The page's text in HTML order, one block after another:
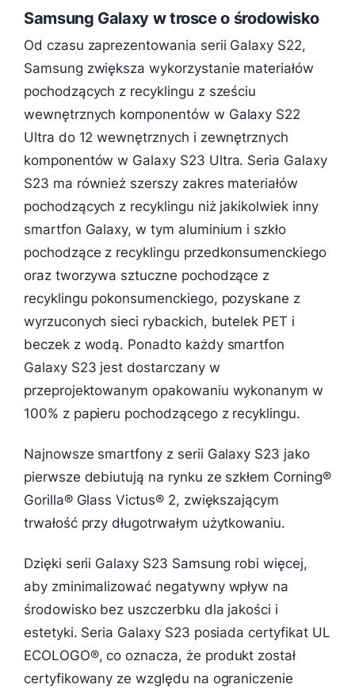
Samsung Galaxy w trosce o środowisko
Od czasu zaprezentowania serii Galaxy S22,
Samsung zwiększa wykorzystanie materiałów
pochodzących z recyklingu z sześciu
wewnętrznych komponentów w Galaxy S22
Ultra do 12 wewnętrznych i zewnętrznych
komponentów w Galaxy S23 Ultra. Seria Galaxy
S23 ma również szerszy zakres materiałów
pochodzących z recyklingu niż jakikolwiek inny
smartfon Galaxy, w tym aluminium i szkło
pochodzące z recyklingu przedkonsumenckiego
oraz tworzywa sztuczne pochodzące z
recyklingu pokonsumenckiego, pozyskane z
wyrzuconych sieci rybackich, butelek PET i
beczek z wodą. Ponadto każdy smartfon
Galaxy S23 jest dostarczany w
przeprojektowanym opakowaniu wykonanym w
100% z papieru pochodzącego z recyklingu.
Najnowsze smartfony z serii Galaxy S23 jako
pierwsze debiutują na rynku ze szkłem Corning®
Gorilla® Glass Victus® 2, zwiększającym
trwałość przy długotrwałym użytkowaniu.
Dzięki serii Galaxy S23 Samsung robi więcej,
aby zminimalizować negatywny wpływ na
środowisko bez uszczerbku dla jakości i
estetyki. Seria Galaxy S23 posiada certyfikat UL
ECOLOGO®, co oznacza, że produkt został
certyfikowany ze względu na ograniczenie